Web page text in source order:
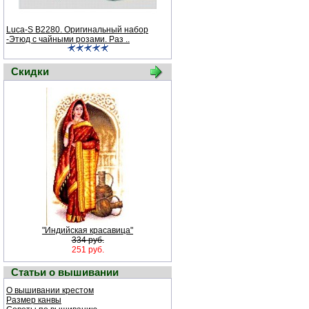
Luca-S B2280. Оригинальный набор
-Этюд с чайными розами. Раз ..
Скидки
"Индийская красавица"
334 руб.
251 руб.
Статьи о вышивании
О вышивании крестом
Размер канвы